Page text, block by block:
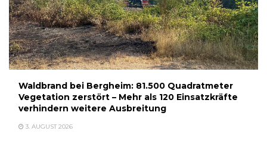
Waldbrand bei Bergheim: 81.500 Quadratmeter
Vegetation zerstört – Mehr als 120 Einsatzkräfte
verhindern weitere Ausbreitung
3. AUGUST 2026